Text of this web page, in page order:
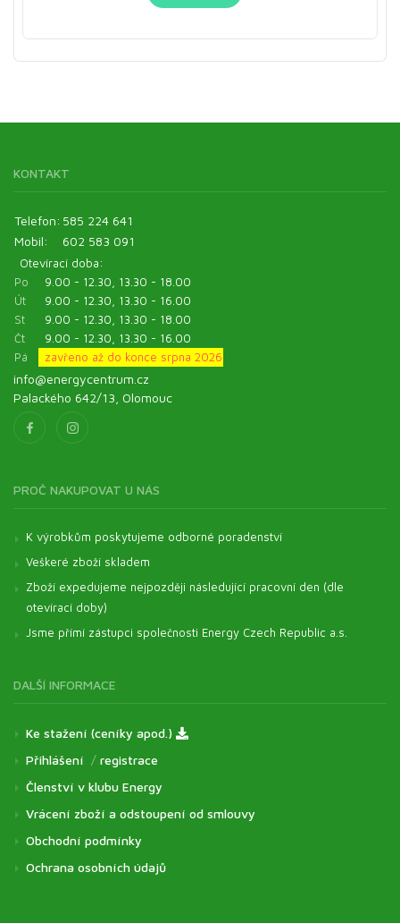
KONTAKT
Telefon: 585 224 641
Mobil:
602 583 091
Otevírací doba:
Po
9.00 - 12.30, 13.30 - 18.00
Út
9.00 - 12.30, 13.30 - 16.00
St
9.00 - 12.30, 13.30 - 18.00
Čt
9.00 - 12.30, 13.30 - 16.00
Pá
zavřeno až do konce srpna 2026
info@energycentrum.cz
Palackého 642/13, Olomouc
PROČ NAKUPOVAT U NÁS
K výrobkům poskytujeme odborné poradenství
Veškeré zboží skladem
Zboží expedujeme nejpozději následující pracovní den (dle
otevírací doby)
Jsme přímí zástupci společnosti Energy Czech Republic a.s.
DALŠÍ INFORMACE
Ke stažení (ceníky apod.)
Přihlášení / registrace
Členství v klubu Energy
Vrácení zboží a odstoupení od smlouvy
Obchodní podmínky
Ochrana osobních údajů